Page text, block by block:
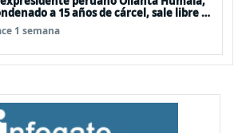
a 15 años de cárcel, sale libre al
su caso
1 semana